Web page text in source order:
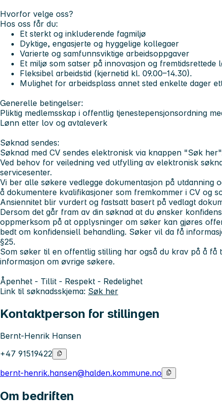
Hvorfor velge oss?
Hos oss får du:
Et sterkt og inkluderende fagmiljø
Dyktige, engasjerte og hyggelige kollegaer
Varierte og samfunnsviktige arbeidsoppgaver
Et miljø som satser på innovasjon og fremtidsrettede
Fleksibel arbeidstid (kjernetid kl. 09.00–14.30).
Mulighet for arbeidsplass annet sted enkelte dager
Generelle betingelser:
Pliktig medlemsskap i offentlig tjenestepensjonsordning
Lønn etter lov og avtaleverk
Søknad sendes:
Søknad med CV sendes elektronisk via knappen "Søk
Ved behov for veiledning ved utfylling av elektronisk
servicesenter.
Vi ber alle søkere vedlegge dokumentasjon på utdanning
å dokumentere kvalifikasjoner som fremkommer i CV og
Ansiennitet blir vurdert og fastsatt basert på vedlagt
Dersom det går fram av din søknad at du ønsker
oppmerksom på at opplysninger om søker kan gjøres
bedt om konfidensiell behandling. Søker vil da få
§25.
Som søker til en offentlig stilling har også du krav på å få
informasjon om øvrige søkere.
Åpenhet - Tillit - Respekt - Redelighet
Link til søknadsskjema: Søk her
Kontaktperson for stillingen
Bernt-Henrik Hansen
+47 91519422
bernt-henrik.hansen@halden.kommune.no
Om bedriften